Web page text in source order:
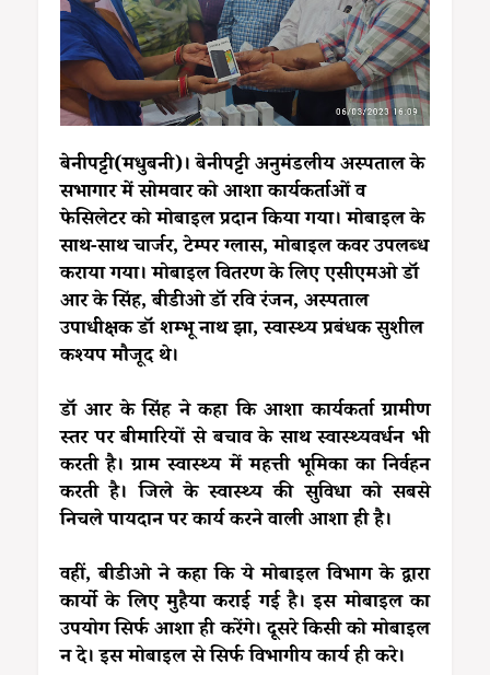
बेनीपट्टी(मधुबनी)। बेनीपट्टी अनुमंडलीय अस्पताल के
सभागार में सोमवार को आशा कार्यकर्ताओं व
फेसिलेटर को मोबाइल प्रदान किया गया। मोबाइल के
साथ-साथ चार्जर, टेम्पर ग्लास, मोबाइल कवर उपलब्ध
कराया गया। मोबाइल वितरण के लिए एसीएमओ डॉ
आर के सिंह, बीडीओ डॉ रवि रंजन, अस्पताल
उपाधीक्षक डॉ शम्भू नाथ झा, स्वास्थ्य प्रबंधक सुशील
कश्यप मौजूद थे।
डॉ आर के सिंह ने कहा कि आशा कार्यकर्ता ग्रामीण
स्तर पर बीमारियों से बचाव के साथ स्वास्थ्यवर्धन भी
करती है। ग्राम स्वास्थ्य में महत्ती भूमिका का निर्वहन
करती है। जिले के स्वास्थ्य की सुविधा को सबसे
निचले पायदान पर कार्य करने वाली आशा ही है।
वहीं, बीडीओ ने कहा कि ये मोबाइल विभाग के द्वारा
कार्यो के लिए मुहैया कराई गई है। इस मोबाइल का
उपयोग सिर्फ आशा ही करेंगे। दूसरे किसी को मोबाइल
न दे। इस मोबाइल से सिर्फ विभागीय कार्य ही करे।